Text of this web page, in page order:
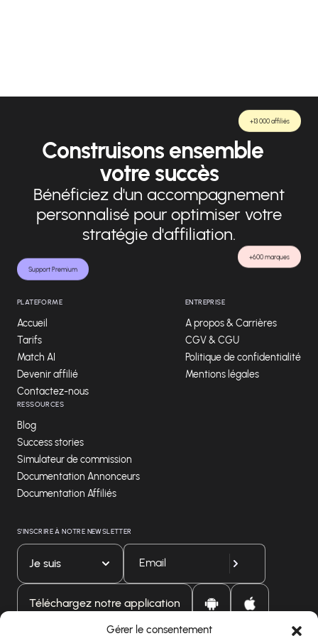
Gérer le consentement
Support Premium
+600 marques
+13 000 affiliés
Construisons ensemble
votre succès
Bénéficiez d'un accompagnement
personnalisé pour optimiser votre
stratégie d'affiliation.
PLATEFORME
Accueil
Tarifs
Match AI
Devenir affilié
Contactez-nous
ENTREPRISE
A propos & Carrières
CGV & CGU
Politique de confidentialité
Mentions légales
RESSOURCES
Blog
Success stories
Simulateur de commission
Documentation Annonceurs
Documentation Affiliés
S'INSCRIRE À NOTRE NEWSLETTER
Je suis
Téléchargez notre application